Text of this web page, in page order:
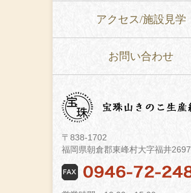
アクセス/施設見学
お問い合わせ
〒838-1702
福岡県朝倉郡東峰村大字福井2697